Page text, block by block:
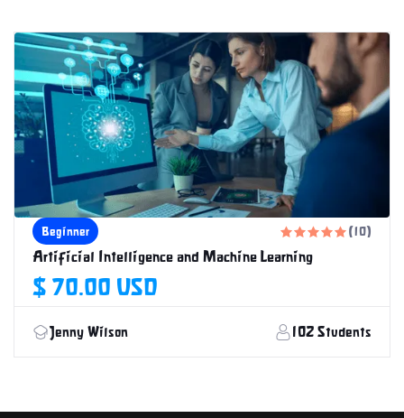
13 Weeks
Beginner  (10)
Artificial Intelligence and Machine Learning
$ 70.00 USD
Jenny Wilson 102 Students